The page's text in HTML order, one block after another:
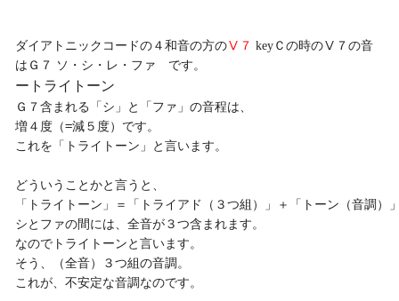
ダイアトニックコードの４和音の方のⅤ７ keyＣの時のⅤ７の音
はＧ７ ソ・シ・レ・ファ です。
ートライトーン
Ｇ７含まれる「シ」と「ファ」の音程は、
増４度（=減５度）です。
これを「トライトーン」と言います。
どういうことかと言うと、
「トライトーン」＝「トライアド（３つ組）」＋「トーン（音調）
シとファの間には、全音が３つ含まれます。
なのでトライトーンと言います。
そう、（全音）３つ組の音調。
これが、不安定な音調なのです。